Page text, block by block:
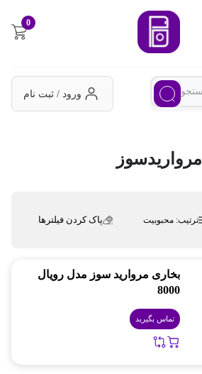
0
ورود / ثبت نام
مرواریدسوز
ترتیب:محبوبیت پاک کردن فیلترها
بخاری مروارید سوز مدل رویال
8000
تماس بگیرید